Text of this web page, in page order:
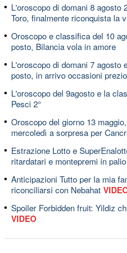
L'oroscopo di domani 8 agosto
Toro, finalmente riconquista la
Oroscopo e classifica del 10
posto, Bilancia vola in amore
L'oroscopo di domani 7 agosto
posto, in arrivo occasioni
L'oroscopo del 9agosto e la
Pesci 2°
Oroscopo del giorno 13
mercoledì a sorpresa per
Estrazione Lotto e
ritardatari e montepremi in palio
Anticipazioni Tutto per la mia
riconciliarsi con Nebahat
Spoiler Forbidden fruit: Yildiz
VIDEO